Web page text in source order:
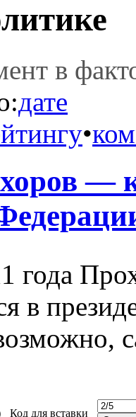
в
дате
•
—
года
в
Код для вставки